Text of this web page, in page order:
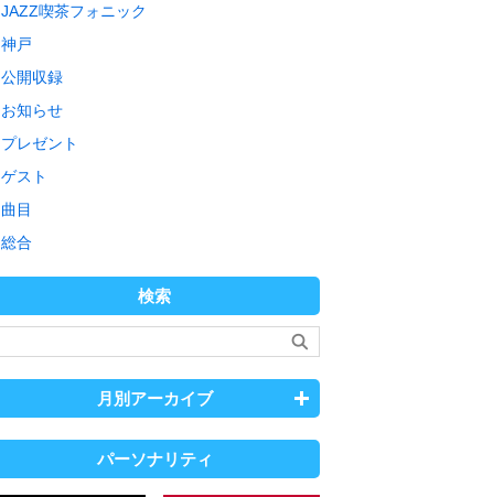
JAZZ喫茶フォニック
神戸
公開収録
お知らせ
プレゼント
ゲスト
曲目
総合
検索
月別アーカイブ
パーソナリティ